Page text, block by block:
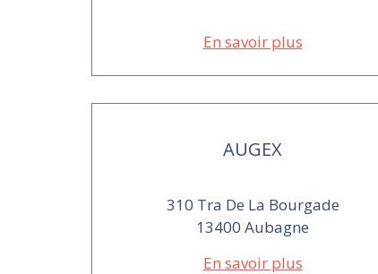
En savoir plus
AUGEX
310 Tra De La Bourgade
13400 Aubagne
En savoir plus